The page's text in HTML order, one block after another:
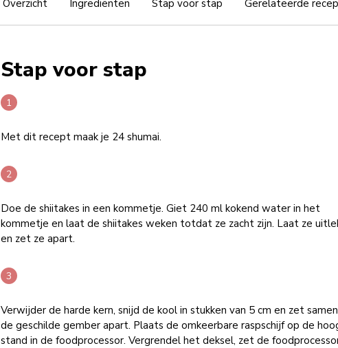
Overzicht Ingrediënten Stap voor stap Gerelateerde
Stap voor stap
Met dit recept maak je 24 shumai.
Doe de shiitakes in een kommetje. Giet 240 ml kokend water in het
kommetje en laat de shiitakes weken totdat ze zacht zijn. Laat ze
en zet ze apart.
Verwijder de harde kern, snijd de kool in stukken van 5 cm en zet
de geschilde gember apart. Plaats de omkeerbare raspschijf op de
stand in de foodprocessor. Vergrendel het deksel, zet de